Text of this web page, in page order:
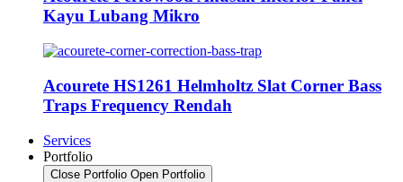
Kayu Lubang Mikro
Acourete HS1261 Helmholtz Slat Corner Bass
Traps Frequency Rendah
Services
Portfolio
Close Portfolio Open Portfolio